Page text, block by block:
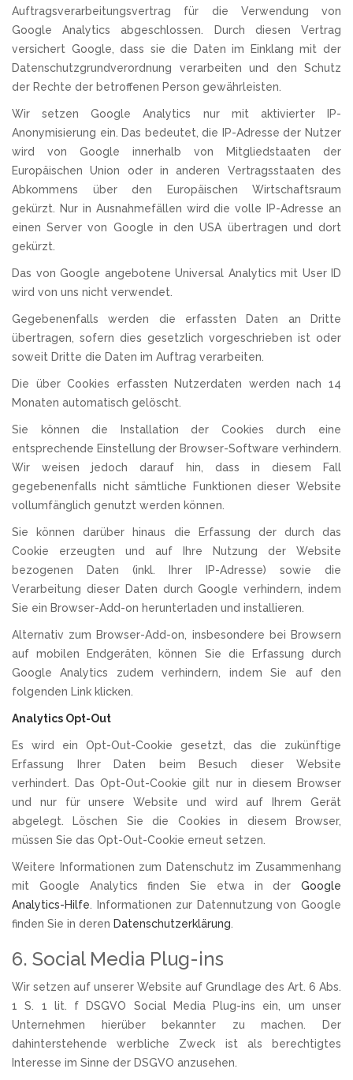
Auftragsverarbeitungsvertrag für die Verwendung von
Google Analytics abgeschlossen. Durch diesen Vertrag
versichert Google, dass sie die Daten im Einklang mit der
Datenschutzgrundverordnung verarbeiten und den Schutz
der Rechte der betroffenen Person gewährleisten.
Wir setzen Google Analytics nur mit aktivierter IP-
Anonymisierung ein. Das bedeutet, die IP-Adresse der Nutzer
wird von Google innerhalb von Mitgliedstaaten der
Europäischen Union oder in anderen Vertragsstaaten des
Abkommens über den Europäischen Wirtschaftsraum
gekürzt. Nur in Ausnahmefällen wird die volle IP-Adresse an
einen Server von Google in den USA übertragen und dort
gekürzt.
Das von Google angebotene Universal Analytics mit User ID
wird von uns nicht verwendet.
Gegebenenfalls werden die erfassten Daten an Dritte
übertragen, sofern dies gesetzlich vorgeschrieben ist oder
soweit Dritte die Daten im Auftrag verarbeiten.
Die über Cookies erfassten Nutzerdaten werden nach 14
Monaten automatisch gelöscht.
Sie können die Installation der Cookies durch eine
entsprechende Einstellung der Browser-Software verhindern.
Wir weisen jedoch darauf hin, dass in diesem Fall
gegebenenfalls nicht sämtliche Funktionen dieser Website
vollumfänglich genutzt werden können.
Sie können darüber hinaus die Erfassung der durch das
Cookie erzeugten und auf Ihre Nutzung der Website
bezogenen Daten (inkl. Ihrer IP-Adresse) sowie die
Verarbeitung dieser Daten durch Google verhindern, indem
Sie ein Browser-Add-on herunterladen und installieren.
Alternativ zum Browser-Add-on, insbesondere bei Browsern
auf mobilen Endgeräten, können Sie die Erfassung durch
Google Analytics zudem verhindern, indem Sie auf den
folgenden Link klicken.
Analytics Opt-Out
Es wird ein Opt-Out-Cookie gesetzt, das die zukünftige
Erfassung Ihrer Daten beim Besuch dieser Website
verhindert. Das Opt-Out-Cookie gilt nur in diesem Browser
und nur für unsere Website und wird auf Ihrem Gerät
abgelegt. Löschen Sie die Cookies in diesem Browser,
müssen Sie das Opt-Out-Cookie erneut setzen.
Weitere Informationen zum Datenschutz im Zusammenhang
mit Google Analytics finden Sie etwa in der Google
Analytics-Hilfe. Informationen zur Datennutzung von Google
finden Sie in deren Datenschutzerklärung.
6. Social Media Plug-ins
Wir setzen auf unserer Website auf Grundlage des Art. 6 Abs.
1 S. 1 lit. f DSGVO Social Media Plug-ins ein, um unser
Unternehmen hierüber bekannter zu machen. Der
dahinterstehende werbliche Zweck ist als berechtigtes
Interesse im Sinne der DSGVO anzusehen.